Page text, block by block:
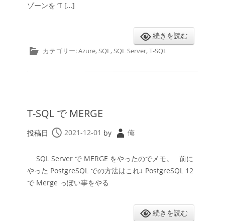
ゾーンを ‘T […]
続きを読む
カテゴリー:Azure,SQL,SQL Server,T-SQL
T-SQL で MERGE
投稿日 2021-12-01 by 俺
SQL Server で MERGE をやったのでメモ。 前に
やった PostgreSQL での方法はこれ↓ PostgreSQL 12
で Merge っぽい事をやる
続きを読む